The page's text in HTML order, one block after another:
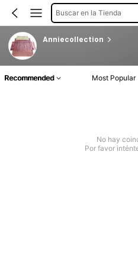
Buscar en la Tienda
Anniecollection
Recommended Most Popular
No hay
Por favor